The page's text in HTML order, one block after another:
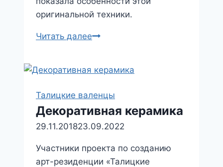
оригинальной техники.
Читать далееСалфетки
«Цветения»
Талицкие валенцы
Декоративная керамика
29.11.201823.09.2022
Участники проекта по созданию
арт-резиденции «Талицкие